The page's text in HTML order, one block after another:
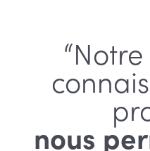
nous